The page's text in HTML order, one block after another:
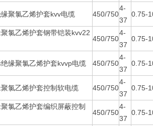
聚氯乙烯护套kvv电缆 450/750
4-
37
0.75-
氯乙烯护套钢带铠装kvv22
450/750
4-
37
0.75-
缘聚氯乙烯护套kvvp电缆 450/750
4-
37
0.75-
氯乙烯护套控制软电缆 450/750
4-
37
0.75-
氯乙烯护套编织屏蔽控制
450/750
4-
37
0.75-